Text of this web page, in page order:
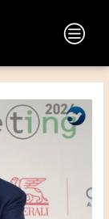
Main
Menu